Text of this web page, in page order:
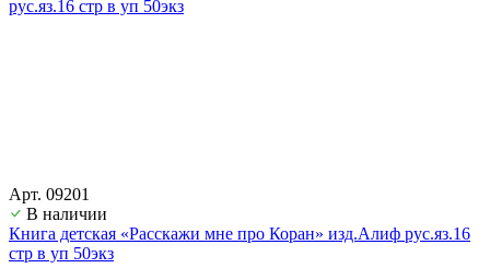
Арт. 09201
В наличии
Книга детская «Расскажи мне про Коран» изд.Алиф рус.яз.16
стр в уп 50экз